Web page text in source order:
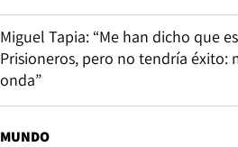
Miguel Tapia: “Me han dicho que
Prisioneros, pero no tendría éxito:
onda”
MUNDO